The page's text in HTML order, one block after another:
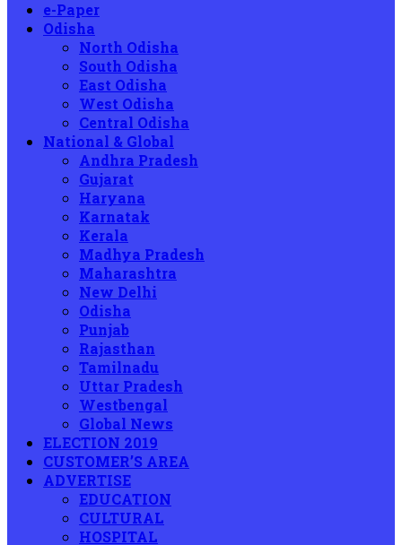
e-Paper
Odisha
North Odisha
South Odisha
East Odisha
West Odisha
Central Odisha
National & Global
Andhra Pradesh
Gujarat
Haryana
Karnatak
Kerala
Madhya Pradesh
Maharashtra
New Delhi
Odisha
Punjab
Rajasthan
Tamilnadu
Uttar Pradesh
Westbengal
Global News
ELECTION 2019
CUSTOMER’S AREA
ADVERTISE
EDUCATION
CULTURAL
HOSPITAL